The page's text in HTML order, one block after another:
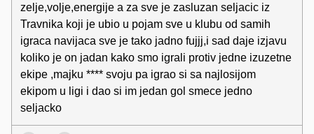
zelje,volje,energije a za sve je zasluzan seljacic iz
Travnika koji je ubio u pojam sve u klubu od samih
igraca navijaca sve je tako jadno fujjj,i sad daje izjavu
koliko je on jadan kako smo igrali protiv jedne izuzetne
ekipe ,majku **** svoju pa igrao si sa najlosijom
ekipom u ligi i dao si im jedan gol smece jedno
seljacko